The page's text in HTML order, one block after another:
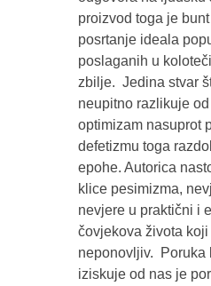
proizvod toga je
posrtanje ideala
poslaganih u
zbilje. Jedina stvar
neupitno razlikuje
optimizam nasuprot
defetizmu toga
epohe. Autorica
klice pesimizma,
nevjere u praktični i
čovjekova života
neponovljiv. Poruka
iziskuje od nas je